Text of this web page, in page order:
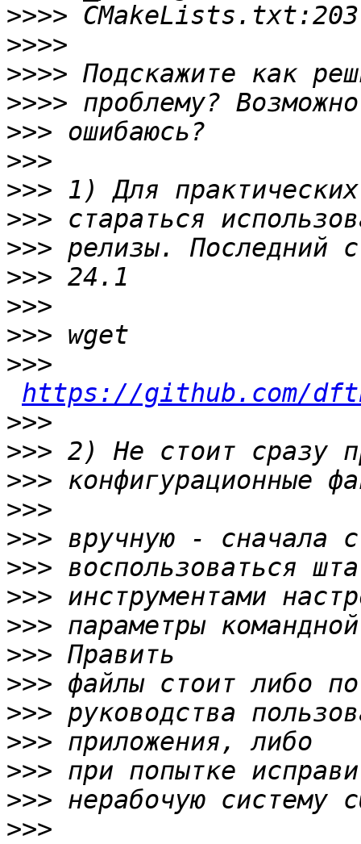
>>>>
>>>>
>>>>
>>>>
>>>
>>>
>>>
>>>
>>>
>>>
>>>
>>>
>>>
https://github.com/
>>>
>>>
>>>
>>>
>>>
>>>
>>>
>>>
>>>
>>>
>>>
>>>
>>>
>>>
>>>